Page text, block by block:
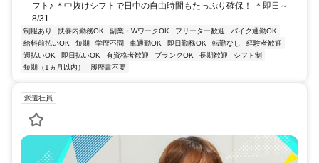
フト♪ ＊中抜けシフトで日中の自由時間もたっぷり確保！ ＊即日～
8/31...
制服あり 扶養内勤務OK 副業・WワークOK フリーター歓迎
バイク通勤OK
給料前払いOK
短期 学歴不問 車通勤OK 即日勤務OK 転勤なし
経験者歓迎
週払いOK
即日払いOK 有資格者歓迎 ブランクOK 長期歓迎
シフト制
短期（1ヵ月以内）
履歴書不要
派遣社員